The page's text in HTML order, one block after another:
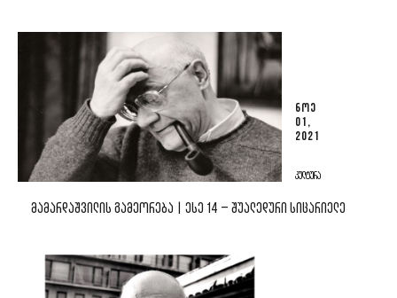
ᲜᲝᲔ
01,
2021
ᲙᲣᲚᲢᲣᲠᲐ
ᲛᲐᲛᲐᲠᲓᲐᲨᲕᲘᲚᲘᲡ ᲒᲐᲛᲔᲝᲠᲔᲑᲐ | ᲔᲡᲔ 14 – ᲨᲣᲐᲚᲔᲓᲣᲠᲘ ᲡᲘᲪᲐᲠᲘᲔᲚᲔ